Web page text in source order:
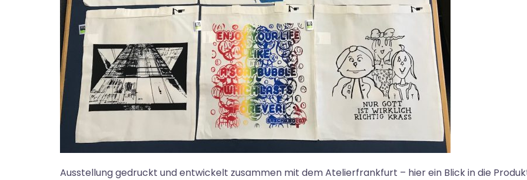
Ausstellung gedruckt und entwickelt zusammen mit dem Atelierfrankfurt – hier ein Blick in die